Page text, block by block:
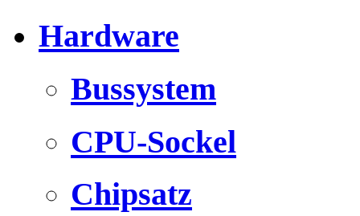
Hardware
Bussystem
CPU-Sockel
Chipsatz